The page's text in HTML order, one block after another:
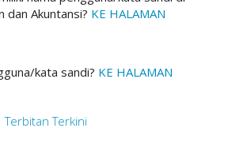
dan Akuntansi? KE HALAMAN
kata sandi? KE HALAMAN
Terbitan Terkini